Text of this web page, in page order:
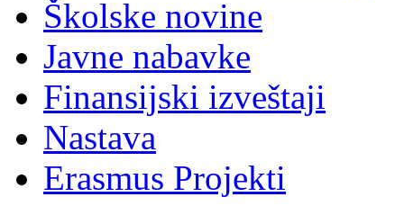
Školske novine
Javne nabavke
Finansijski izveštaji
Nastava
Erasmus Projekti